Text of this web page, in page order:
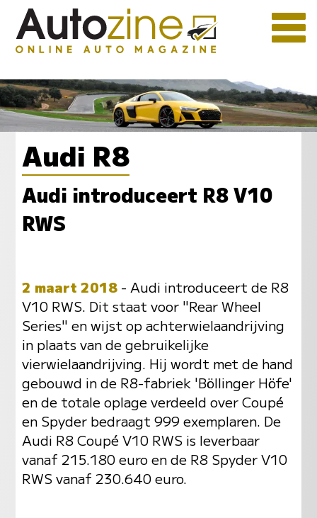
Audi R8
Audi introduceert R8 V10
RWS
2 maart 2018- Audi introduceert de R8
V10 RWS. Dit staat voor "Rear Wheel
Series" en wijst op achterwielaandrijving
in plaats van de gebruikelijke
vierwielaandrijving. Hij wordt met de hand
gebouwd in de R8-fabriek 'Böllinger Höfe'
en de totale oplage verdeeld over Coupé
en Spyder bedraagt 999 exemplaren. De
Audi R8 Coupé V10 RWS is leverbaar
vanaf 215.180 euro en de R8 Spyder V10
RWS vanaf 230.640 euro.